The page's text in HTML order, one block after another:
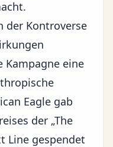
der Kontroverse
Kampagne eine
Eagle gab
der „The
Line gespendet